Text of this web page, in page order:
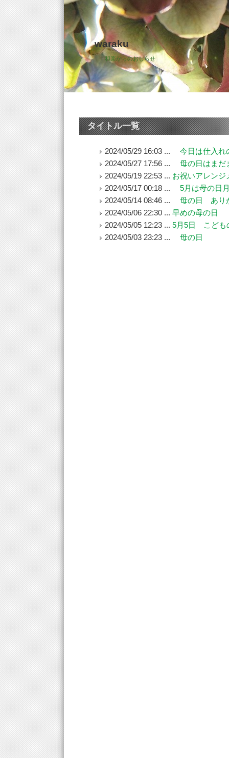
waraku
和楽からのおしらせ
タイトル一覧
2024/05/29 16:03 ...
今日は仕入れ
2024/05/27 17:56 ...
母の日はまだ
2024/05/19 22:53 ... お祝いアレンジ
2024/05/17 00:18 ...
5月は母の日
2024/05/14 08:46 ...
母の日 あり
2024/05/06 22:30 ... 早めの母の日
2024/05/05 12:23 ... 5月5日 こども
2024/05/03 23:23 ...
母の日